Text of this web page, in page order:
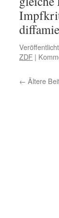
ZDF |
← Ältere